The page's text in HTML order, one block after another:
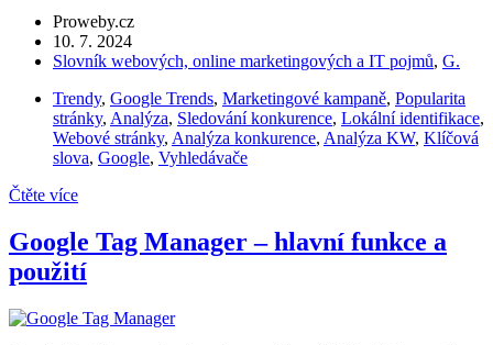
Proweby.cz
10. 7. 2024
Slovník webových, online marketingových a IT pojmů, G.
Trendy, Google Trends, Marketingové kampaně, Popularita
stránky, Analýza, Sledování konkurence, Lokální identifikace,
Webové stránky, Analýza konkurence, Analýza KW, Klíčová
slova, Google, Vyhledávače
Čtěte více
Google Tag Manager – hlavní funkce a
použití